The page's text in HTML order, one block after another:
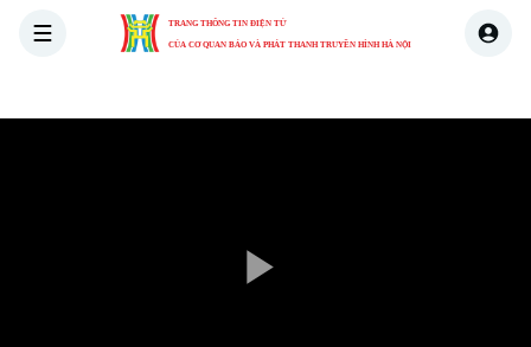
TRANG THÔNG TIN ĐIỆN TỬ
CỦA CƠ QUAN BÁO VÀ PHÁT THANH TRUYỀN HÌNH HÀ NỘI